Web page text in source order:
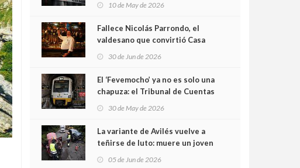
cámaras captan sus últimos
minutos
10 de May de 2026
Fallece Nicolás Parrondo, el
valdesano que convirtió Casa
30 de Jun de 2026
El ‘Fevemocho’ ya no es solo una
chapuza: el Tribunal de Cuentas
sobrecoste de los trenes que no
cabían por los túneles
30 de May de 2026
La variante de Avilés vuelve a
teñirse de luto: muere un joven
05 de Jun de 2026